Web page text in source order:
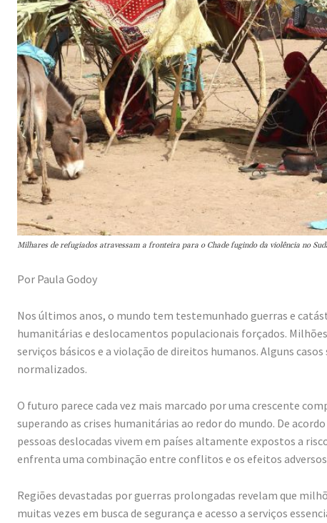
Milhares de refugiados atravessam a fronteira para o Chade fugindo da violência no
Por Paula Godoy
Nos últimos anos, o mundo tem testemunhado guerras e
humanitárias e deslocamentos populacionais forçados.
serviços básicos e a violação de direitos humanos. Alguns
normalizados.
O futuro parece cada vez mais marcado por uma crescente
superando as crises humanitárias ao redor do mundo. De
pessoas deslocadas vivem em países altamente expostos a
enfrenta uma combinação entre conflitos e os efeitos
Regiões devastadas por guerras prolongadas revelam que
muitas vezes em busca de segurança e acesso a serviços